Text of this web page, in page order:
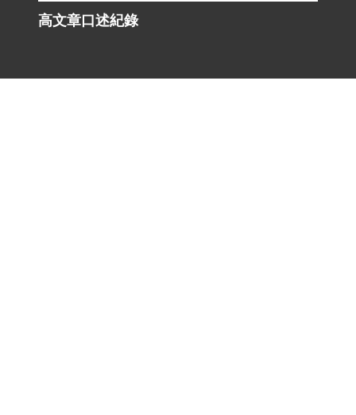
高文章口述紀錄